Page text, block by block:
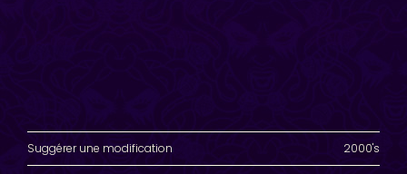
Suggérer une modification 2000's